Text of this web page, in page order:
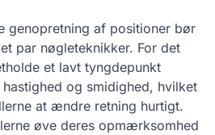
genopretning af positioner bør
par nøgleteknikker. For det
et lavt tyngdepunkt
og smidighed, hvilket
at ændre retning hurtigt.
øve deres opmærksomhed